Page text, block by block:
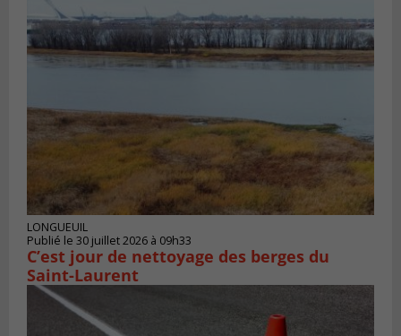
LONGUEUIL
Publié le 30 juillet 2026 à 09h33
C’est jour de nettoyage des berges du
Saint-Laurent